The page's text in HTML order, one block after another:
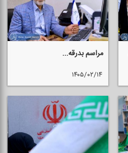
مراسم بدرقه...
۱۴۰۵/۰۲/۱۴